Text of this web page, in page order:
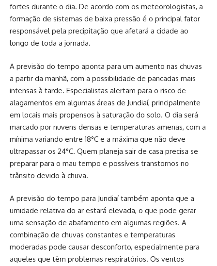
fortes durante o dia. De acordo com os meteorologistas, a
formação de sistemas de baixa pressão é o principal fator
responsável pela precipitação que afetará a cidade ao
longo de toda a jornada.
A previsão do tempo aponta para um aumento nas chuvas
a partir da manhã, com a possibilidade de pancadas mais
intensas à tarde. Especialistas alertam para o risco de
alagamentos em algumas áreas de Jundiaí, principalmente
em locais mais propensos à saturação do solo. O dia será
marcado por nuvens densas e temperaturas amenas, com a
mínima variando entre 18°C e a máxima que não deve
ultrapassar os 24°C. Quem planeja sair de casa precisa se
preparar para o mau tempo e possíveis transtornos no
trânsito devido à chuva.
A previsão do tempo para Jundiaí também aponta que a
umidade relativa do ar estará elevada, o que pode gerar
uma sensação de abafamento em algumas regiões. A
combinação de chuvas constantes e temperaturas
moderadas pode causar desconforto, especialmente para
aqueles que têm problemas respiratórios. Os ventos